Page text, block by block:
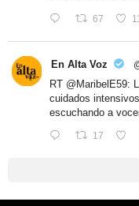
67
En Alta Voz
RT @MaribelE59:
cuidados
escuchando a
17